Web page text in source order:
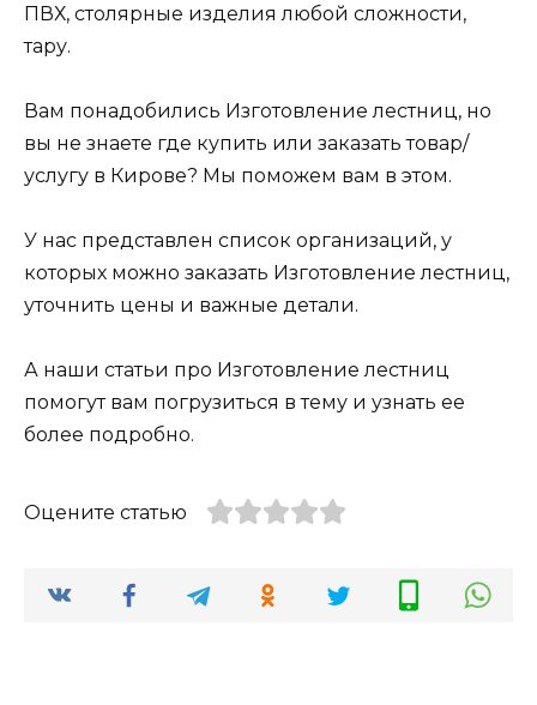
ПВХ, столярные изделия любой сложности,
тару.
Вам понадобились Изготовление лестниц, но
вы не знаете где купить или заказать товар/
услугу в Кирове? Мы поможем вам в этом.
У нас представлен список организаций, у
которых можно заказать Изготовление лестниц,
уточнить цены и важные детали.
А наши статьи про Изготовление лестниц
помогут вам погрузиться в тему и узнать ее
более подробно.
Оцените статью